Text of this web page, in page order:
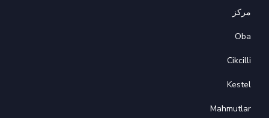
مركز
Oba
Cikcilli
Kestel
Mahmutlar